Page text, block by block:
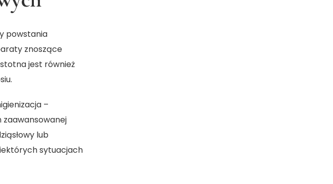
powstania
znoszące
jest również
–
lub
sytuacjach